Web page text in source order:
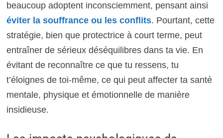
beaucoup adoptent inconsciemment, pensant ainsi
éviter la souffrance ou les conflits. Pourtant, cette
stratégie, bien que protectrice à court terme, peut
entraîner de sérieux déséquilibres dans ta vie. En
évitant de reconnaître ce que tu ressens, tu
t’éloignes de toi-même, ce qui peut affecter ta santé
mentale, physique et émotionnelle de manière
insidieuse.